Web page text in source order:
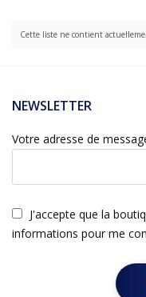
Cette liste ne contient
NEWSLETTER
Votre adresse de
J'accepte que la
informations pour me